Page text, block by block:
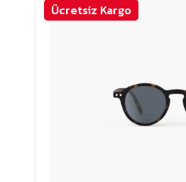
Ücretsiz Kargo